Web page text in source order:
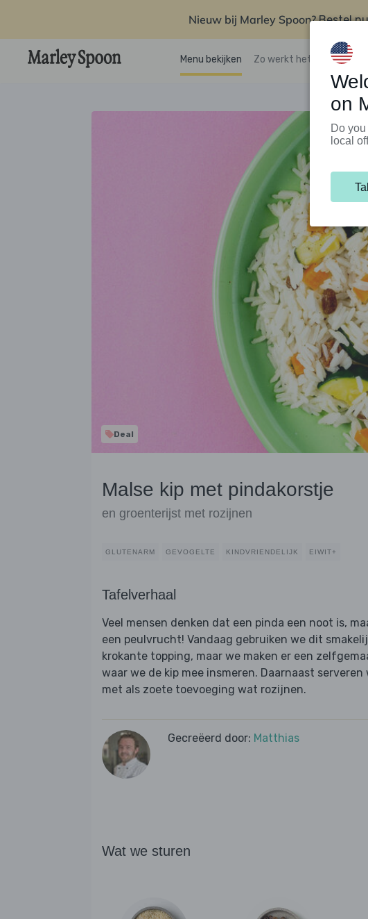
Nieuw bij Marley Spoon?Bestel
Menu bekijken Zo werkt het
Deal
Malse kip met pindakorstje
en groenterijst met rozijnen
GLUTENARM GEVOGELTE KINDVRIENDELIJK EIWIT+
Tafelverhaal
Veel mensen denken dat een pinda een noot is,
een peulvrucht! Vandaag gebruiken we dit
krokante topping, maar we maken er een
waar we de kip mee insmeren. Daarnaast
met als zoete toevoeging wat rozijnen.
Gecreëerd door: Matthias
Wat we sturen
on
Do
local